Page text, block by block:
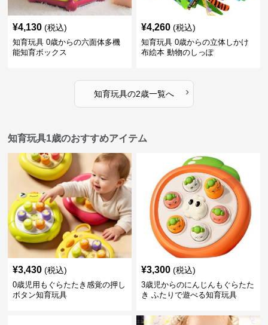
¥4,130 (税込)
知育玩具 0歳からの六面体多機
能知育ボックス
¥4,260 (税込)
知育玩具 0歳からの立体しかけ
布絵本 動物のしっぽ
知育玩具の2歳一覧へ ›
知育玩具1歳のおすすめアイテム
¥3,430 (税込)
0歳児用もぐらたたき感覚の押し
ボタン知育玩具
¥3,300 (税込)
3歳児からのにんじんもぐらたた
き ふたりで遊べる知育玩具